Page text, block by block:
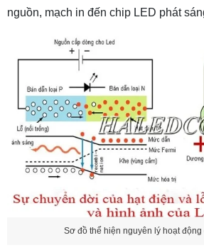
nguồn, mạch in đến chip LED phát
Sơ đồ thể hiện nguyên lý hoạt động